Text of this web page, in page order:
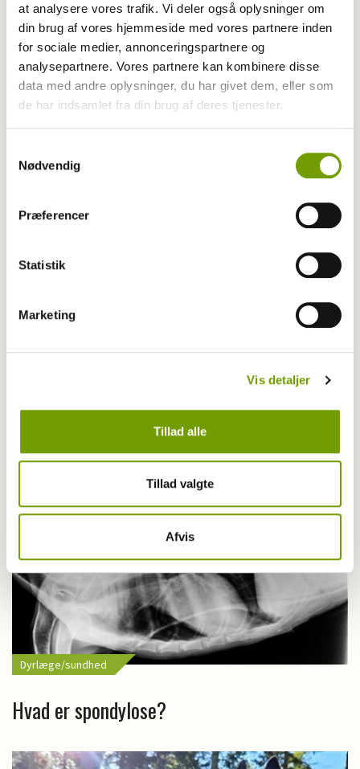
at analysere vores trafik. Vi deler også oplysninger om
din brug af vores hjemmeside med vores partnere inden
for sociale medier, annonceringspartnere og
analysepartnere. Vores partnere kan kombinere disse
data med andre oplysninger, du har givet dem, eller som
de har indsamlet fra din brug af deres tjenester.
Nødvendig
Præferencer
Statistik
Marketing
Vis detaljer
Tillad alle
Tillad valgte
Afvis
Aktuelt
Uhyggelig hundesag ved Randers
Giardia i Svendborg
Dyrlæge/sundhed
Hvad er spondylose?